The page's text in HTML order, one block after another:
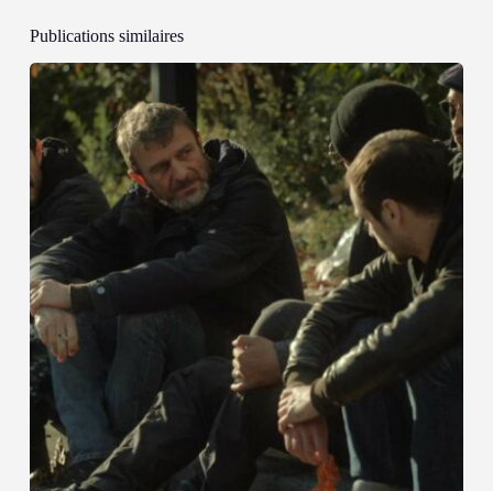
Publications similaires